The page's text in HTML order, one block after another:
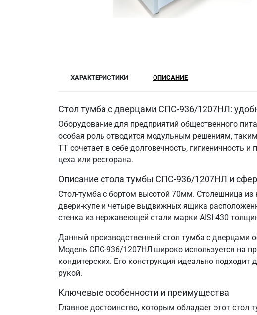
ХАРАКТЕРИСТИКИ ОПИСАНИЕ
Стол тумба с дверцами СПС-936/1207НЛ:
Оборудование для предприятий общественного
особая роль отводится модульным решениям,
ТТ сочетает в себе долговечность,
цеха или ресторана.
Описание стола тумбы СПС-936/1207НЛ и
Стол-тумба с бортом высотой 70мм. Столешница
двери-купе и четыре выдвижных ящика
стенка из нержавеющей стали марки AISI 430
Данный производственный стол тумба с дверцами
Модель СПС-936/1207НЛ широко используется на
кондитерских. Его конструкция идеально
рукой.
Ключевые особенности и преимущества
Главное достоинство, которым обладает этот